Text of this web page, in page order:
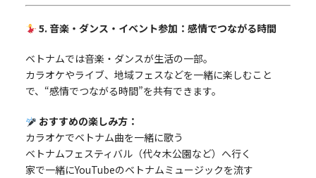
5. 音楽・ダンス・イベント参加：感情でつながる時間
ベトナムでは音楽・ダンスが生活の一部。
カラオケやライブ、地域フェスなどを一緒に楽しむこと
で、“感情でつながる時間”を共有できます。
おすすめの楽しみ方：
カラオケでベトナム曲を一緒に歌う
ベトナムフェスティバル（代々木公園など）へ行く
家で一緒にYouTubeのベトナムミュージックを流す